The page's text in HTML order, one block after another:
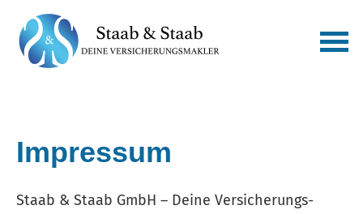
Impressum
Staab & Staab GmbH – Deine Ver­sicherungs­